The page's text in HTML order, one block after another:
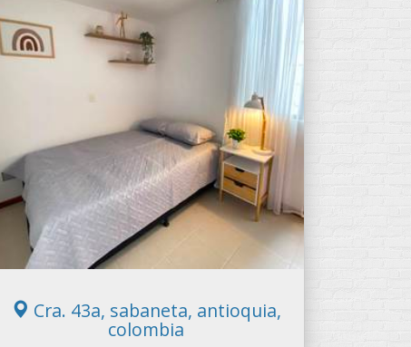
Cra. 43a, sabaneta, antioquia,
colombia